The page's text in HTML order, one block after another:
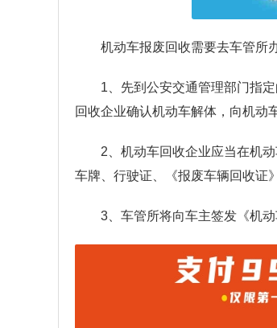
机动车报废回收需要去车管所
1、先到公安交通管理部门指
回收企业确认机动车解体，向机动
2、机动车回收企业应当在机
车牌、行驶证、《报废车辆回收证
3、车管所将向车主签发《机